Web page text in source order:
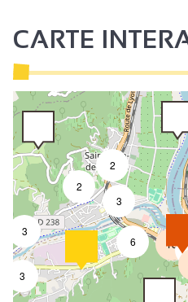
CARTE
2
3
3
2
3
6 18